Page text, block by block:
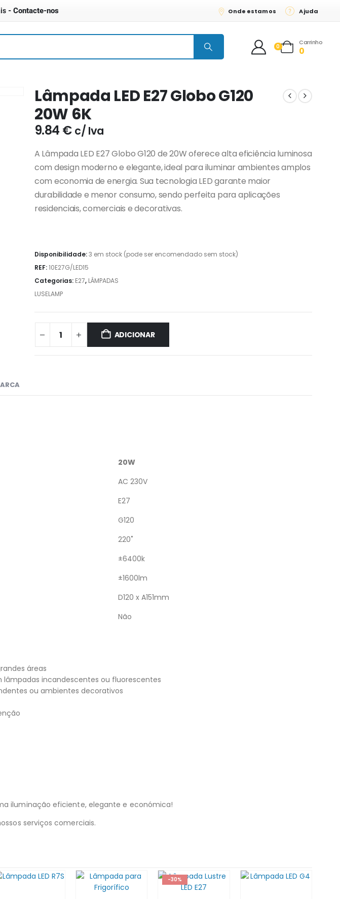
- Contacte-nos Onde estamos Ajuda
0 Carrinho
0
Lâmpada LED E27 Globo G120
20W 6K
9.84 € c/ Iva
A Lâmpada LED E27 Globo G120 de 20W oferece alta eficiência luminosa
com design moderno e elegante, ideal para iluminar ambientes amplos
com economia de energia. Sua tecnologia LED garante maior
durabilidade e menor consumo, sendo perfeita para aplicações
residenciais, comerciais e decorativas.
Disponibilidade:3 em stock (pode ser encomendado sem stock)
REF:10E27G/LED15
Categorias: E27, LÂMPADAS
LUSELAMP
ADICIONAR
20W
AC 230V
E27
G120
220˚
±6400k
±1600lm
D120 x A151mm
Não
áreas
incandescentes ou fluorescentes
ou ambientes decorativos
iluminação eficiente, elegante e económica!
serviços comerciais.
-30%